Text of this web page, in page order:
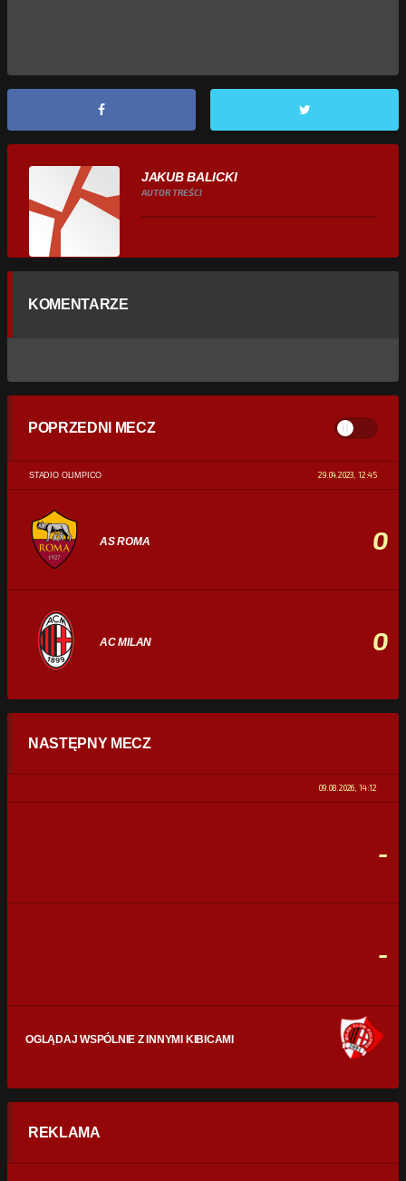
JAKUB BALICKI
AUTOR TREŚCI
KOMENTARZE
POPRZEDNI MECZ
STADIO OLIMPICO 29.04.2023, 12:45
AS ROMA 0
AC MILAN 0
STATYSTYKI
0% 100%
NASTĘPNY MECZ
09.08.2026, 14:12
-
-
OGLĄDAJ WSPÓLNIE Z INNYMI KIBICAMI
REKLAMA